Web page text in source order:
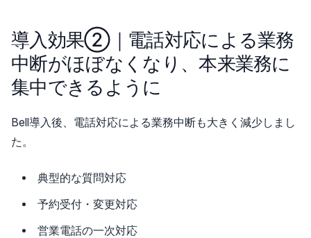
導入効果②｜電話対応による業務
中断がほぼなくなり、本来業務に
集中できるように
Bell導入後、電話対応による業務中断も大きく減少しまし
た。
典型的な質問対応
予約受付・変更対応
営業電話の一次対応